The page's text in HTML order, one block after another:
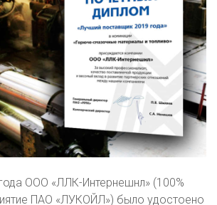
ООО «ЛЛК-Интернешнл» (100%
ПАО «ЛУКОЙЛ») было удостоено